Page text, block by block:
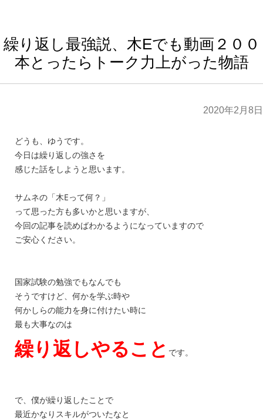
繰り返し最強説、木Eでも動画２００
本とったらトーク力上がった物語
2020年2月8日
どうも、ゆうです。
今日は繰り返しの強さを
感じた話をしようと思います。
サムネの「木Eって何？」
って思った方も多いかと思いますが、
今回の記事を読めばわかるようになっていますので
ご安心ください。
国家試験の勉強でもなんでも
そうですけど、何かを学ぶ時や
何かしらの能力を身に付けたい時に
最も大事なのは
繰り返しやること です。
で、僕が繰り返したことで
最近かなりスキルがついたなと